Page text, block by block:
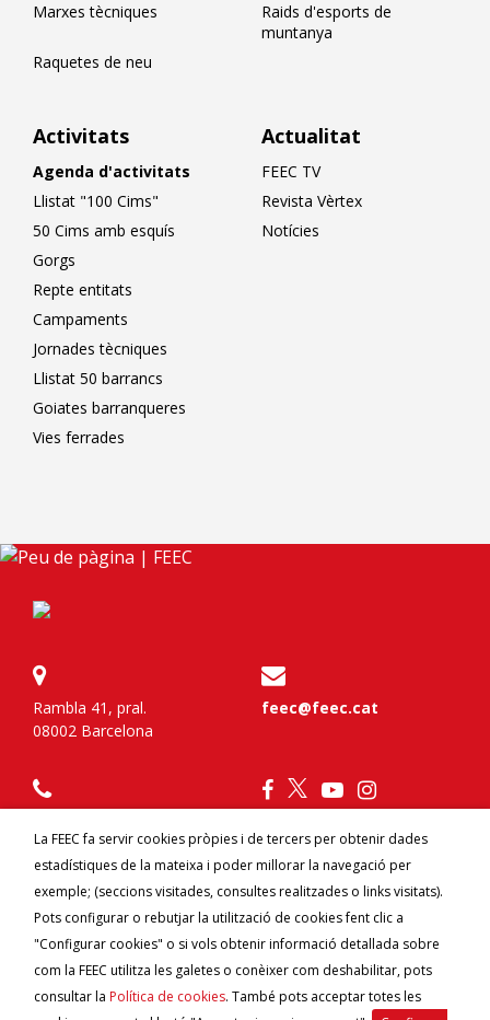
Activitats
Agenda d'activitats
Llistat "100 Cims"
50 Cims amb esquís
Gorgs
Repte entitats
Campaments
Jornades tècniques
Llistat 50 barrancs
Goiates barranqueres
Vies ferrades
Marxes tècniques
Raids d'esports de
muntanya
Raquetes de neu
Actualitat
FEEC TV
Revista Vèrtex
Notícies
Rambla 41, pral.
08002 Barcelona
feec@feec.cat
Avantatges per federats
Canal ètic
La FEEC fa servir cookies pròpies i de tercers per obtenir dades
estadístiques de la mateixa i poder millorar la navegació per
exemple; (seccions visitades, consultes realitzades o links visitats).
Pots configurar o rebutjar la utilització de cookies fent clic a
"Configurar cookies" o si vols obtenir informació detallada sobre
com la FEEC utilitza les galetes o conèixer com deshabilitar, pots
consultar la Política de cookies. També pots acceptar totes les